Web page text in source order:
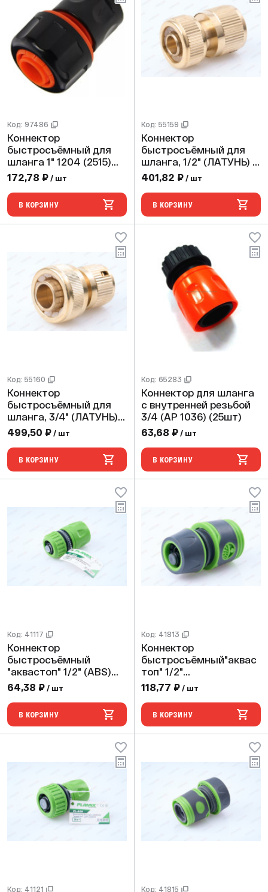
Код: 97486
Коннектор
быстросъёмный для
шланга 1" 1204 (2515)
Aquapulse (25/10шт)
172,78 ₽ / шт
В КОРЗИНУ
Код: 55159
Коннектор
быстросъёмный для
шланга, 1/2" (ЛАТУНЬ) (
24шт/96 ящ)
CRAB/HORKE PRO PL-
301
401,82 ₽ / шт
В КОРЗИНУ
Код: 55160
Коннектор
быстросъёмный для
шланга, 3/4" (ЛАТУНЬ)
(24 шт/96ящ)
CRAB/HORKE PRO PL-
303
499,50 ₽ / шт
В КОРЗИНУ
Код: 65283
Коннектор для шланга
с внутренней резьбой
3/4 (АР 1036) (25шт)
63,68 ₽ / шт
В КОРЗИНУ
Код: 41117
Коннектор
быстросъёмный
"аквастоп" 1/2" (ABS)
(240/60шт)
PLAMIX/HORKE PL-402
64,38 ₽ / шт
В КОРЗИНУ
Код: 41813
Коннектор
быстросъёмный"аквас
топ" 1/2"
(ABS,TPR,PP,блистер)
(240/24шт)PLAMIX/CRA
B/HORKE PRO PL-4522
118,77 ₽ / шт
В КОРЗИНУ
Код: 41121 Код: 41815